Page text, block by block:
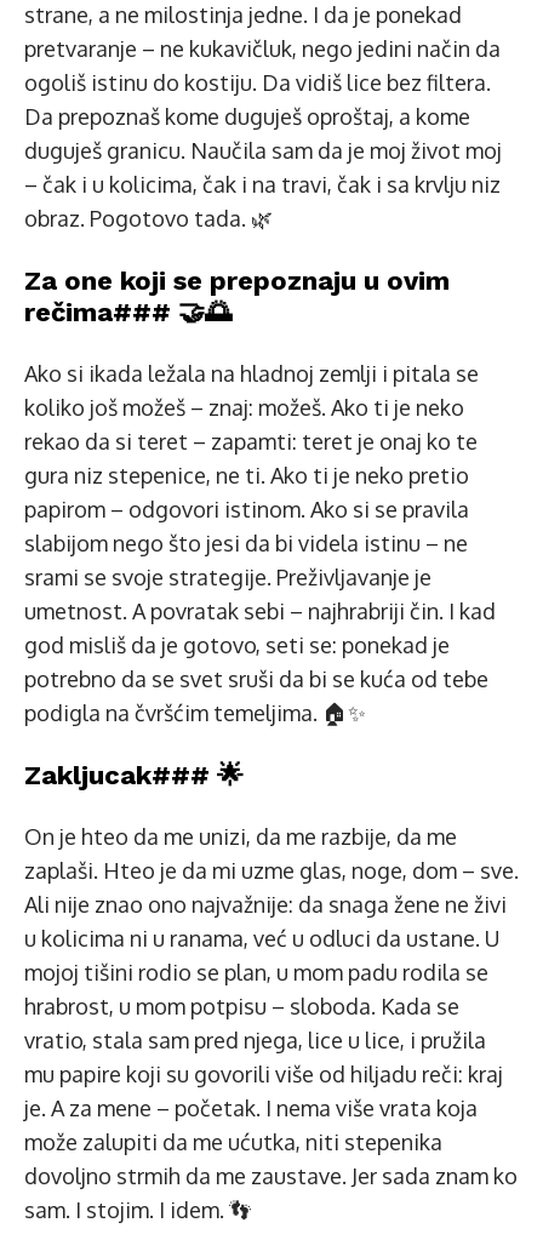
strane, a ne milostinja jedne. I da je ponekad
pretvaranje – ne kukavičluk, nego jedini način da
ogoliš istinu do kostiju. Da vidiš lice bez filtera.
Da prepoznaš kome duguješ oproštaj, a kome
duguješ granicu. Naučila sam da je moj život moj
– čak i u kolicima, čak i na travi, čak i sa krvlju niz
obraz. Pogotovo tada. 🌿
Za one koji se prepoznaju u ovim
rečima### 🤝🌅
Ako si ikada ležala na hladnoj zemlji i pitala se
koliko još možeš – znaj: možeš. Ako ti je neko
rekao da si teret – zapamti: teret je onaj ko te
gura niz stepenice, ne ti. Ako ti je neko pretio
papirom – odgovori istinom. Ako si se pravila
slabijom nego što jesi da bi videla istinu – ne
srami se svoje strategije. Preživljavanje je
umetnost. A povratak sebi – najhrabriji čin. I kad
god misliš da je gotovo, seti se: ponekad je
potrebno da se svet sruši da bi se kuća od tebe
podigla na čvršćim temeljima. 🏠✨
Zakljucak### 🌟
On je hteo da me unizi, da me razbije, da me
zaplaši. Hteo je da mi uzme glas, noge, dom – sve.
Ali nije znao ono najvažnije: da snaga žene ne živi
u kolicima ni u ranama, već u odluci da ustane. U
mojoj tišini rodio se plan, u mom padu rodila se
hrabrost, u mom potpisu – sloboda. Kada se
vratio, stala sam pred njega, lice u lice, i pružila
mu papire koji su govorili više od hiljadu reči: kraj
je. A za mene – početak. I nema više vrata koja
može zalupiti da me ućutka, niti stepenika
dovoljno strmih da me zaustave. Jer sada znam ko
sam. I stojim. I idem. 👣